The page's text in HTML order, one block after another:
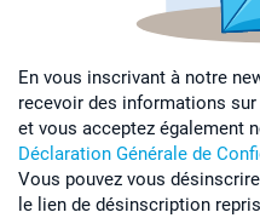
En vous inscrivant à notre
recevoir des informations
et vous acceptez également
Déclaration Générale de
Vous pouvez vous
le lien de désinscription